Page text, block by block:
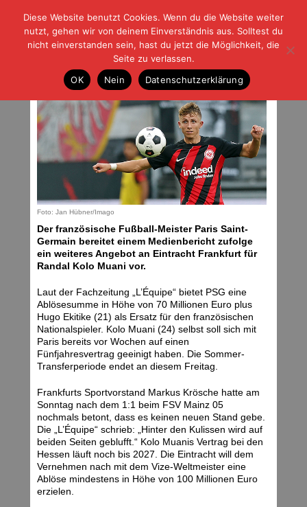
| | |BLOG-GFußball und der Rest
HOME|REGELN|IMPRESSUM |DATENSCHUTZ
Spekulationen
Dienstag, 29.08.23 | 04:00 Uhr
Foto: Jan Hübner/Imago
Der französische Fußball-Meister Paris Saint-
Germain bereitet einem Medienbericht zufolge
ein weiteres Angebot an Eintracht Frankfurt für
Randal Kolo Muani vor.
Laut der Fachzeitung „L’Équipe“ bietet PSG eine
Ablösesumme in Höhe von 70 Millionen Euro plus
Hugo Ekitike (21) als Ersatz für den französischen
Nationalspieler. Kolo Muani (24) selbst soll sich mit
Paris bereits vor Wochen auf einen
Fünfjahresvertrag geeinigt haben. Die Sommer-
Transferperiode endet an diesem Freitag.
Frankfurts Sportvorstand Markus Krösche hatte am
Sonntag nach dem 1:1 beim FSV Mainz 05
nochmals betont, dass es keinen neuen Stand gebe.
Die „L’Équipe“ schrieb: „Hinter den Kulissen wird auf
beiden Seiten geblufft.“ Kolo Muanis Vertrag bei den
Hessen läuft noch bis 2027. Die Eintracht will dem
Vernehmen nach mit dem Vize-Weltmeister eine
Ablöse mindestens in Höhe von 100 Millionen Euro
erzielen.
Diese Website benutzt Cookies. Wenn du die Website weiter
nutzt, gehen wir von deinem Einverständnis aus. Solltest du
nicht einverstanden sein, hast du jetzt die Möglichkeit, die
Seite zu verlassen.
OK
Nein Datenschutzerklärung